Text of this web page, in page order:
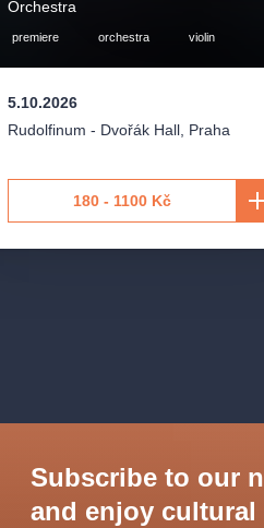
Orchestra
premiere orchestra violin
5.10.2026
Rudolfinum - Dvořák Hall Praha
180 - 1100 Kč
Subscribe to our
and enjoy